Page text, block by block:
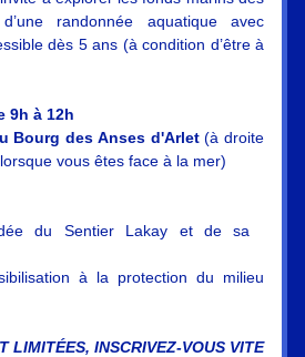
randonnée aquatique avec
dès 5 ans (à condition d’être à
9h à 12h
Bourg des Anses d'Arlet (à droite
vous êtes face à la mer)
du Sentier Lakay et de sa
à la protection du milieu
LIMITÉES, INSCRIVEZ-VOUS VITE